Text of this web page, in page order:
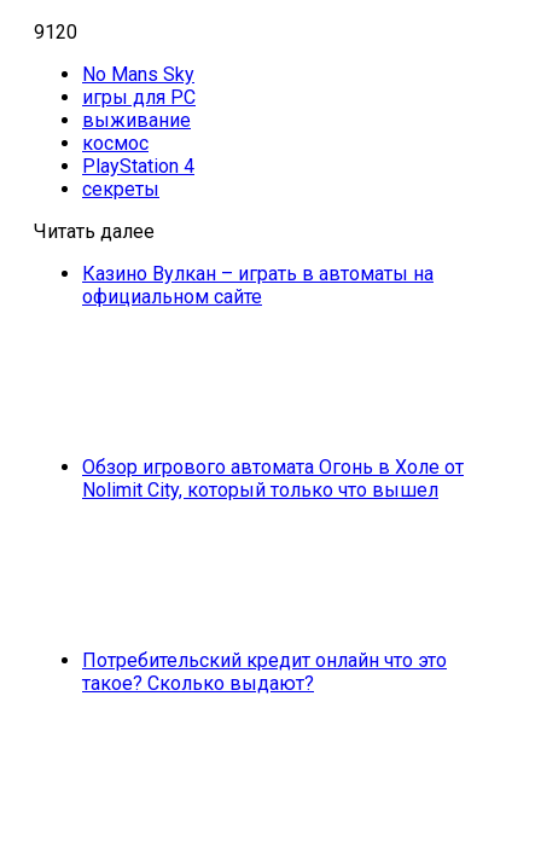
9120
No Mans Sky
игры для PC
выживание
космос
PlayStation 4
секреты
Читать далее
Казино Вулкан – играть в автоматы на
официальном сайте
Обзор игрового автомата Огонь в Холе от
Nolimit City, который только что вышел
Потребительский кредит онлайн что это
такое? Сколько выдают?